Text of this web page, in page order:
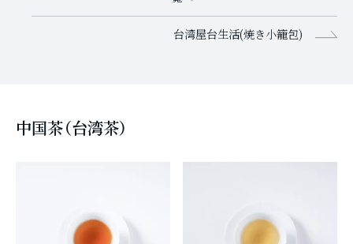
台湾屋台生活(焼き小籠包)
中国茶（台湾茶）